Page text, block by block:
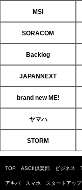
MSI
SORACOM
Backlog
JAPANNEXT
brand new ME!
ヤマハ
STORM
TOP ASCII倶楽部 ビジネス
アキバ スマホ スタートアップ